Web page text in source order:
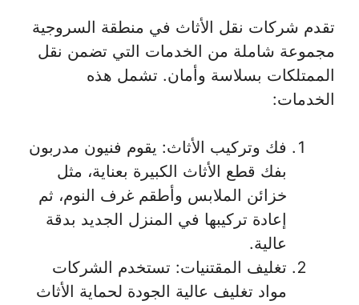
تقدم شركات نقل الأثاث في منطقة السروجية
مجموعة شاملة من الخدمات التي تضمن نقل
الممتلكات بسلاسة وأمان. تشمل هذه
الخدمات:
فك وتركيب الأثاث: يقوم فنيون مدربون
بفك قطع الأثاث الكبيرة بعناية، مثل
خزائن الملابس وأطقم غرف النوم، ثم
إعادة تركيبها في المنزل الجديد بدقة
عالية.
تغليف المقتنيات: تستخدم الشركات
مواد تغليف عالية الجودة لحماية الأثاث